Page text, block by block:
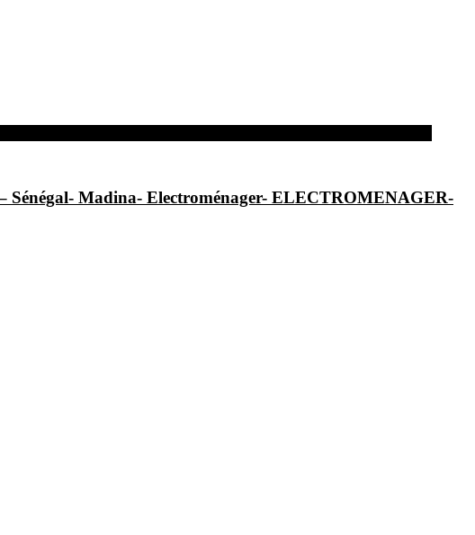
Madina- Electroménager- ELECTROMENAGER-